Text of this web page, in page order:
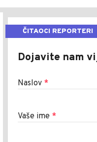
ČITAOCI REPORTERI
Dojavite nam
Naslov *
Vaše ime *